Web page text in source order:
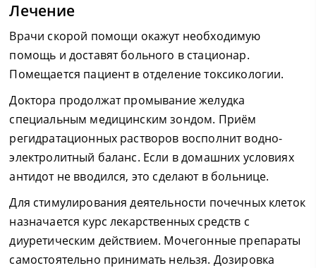
Лечение
Врачи скорой помощи окажут необходимую
помощь и доставят больного в стационар.
Помещается пациент в отделение токсикологии.
Доктора продолжат промывание желудка
специальным медицинским зондом. Приём
регидратационных растворов восполнит водно-
электролитный баланс. Если в домашних условиях
антидот не вводился, это сделают в больнице.
Для стимулирования деятельности почечных клеток
назначается курс лекарственных средств с
диуретическим действием. Мочегонные препараты
самостоятельно принимать нельзя. Дозировка